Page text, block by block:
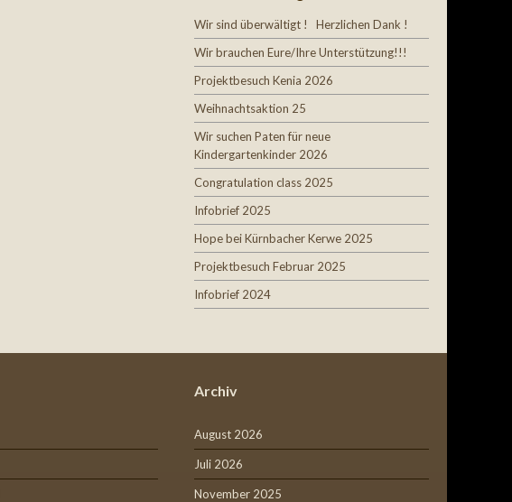
Wir sind überwältigt ! Herzlichen Dank !
Wir brauchen Eure/Ihre Unterstützung!!!
Projektbesuch Kenia 2026
Weihnachtsaktion 25
Wir suchen Paten für neue
Kindergartenkinder 2026
Congratulation class 2025
Infobrief 2025
Hope bei Kürnbacher Kerwe 2025
Projektbesuch Februar 2025
Infobrief 2024
Archiv
August 2026
Juli 2026
November 2025